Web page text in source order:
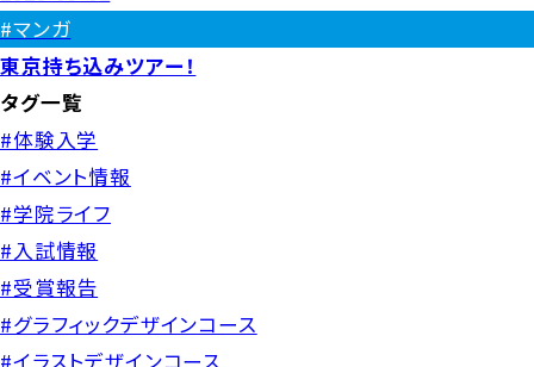
#マンガ
東京持ち込みツアー！
タグ一覧
#体験入学
#イベント情報
#学院ライフ
#入試情報
#受賞報告
#グラフィックデザインコース
#イラストデザインコース